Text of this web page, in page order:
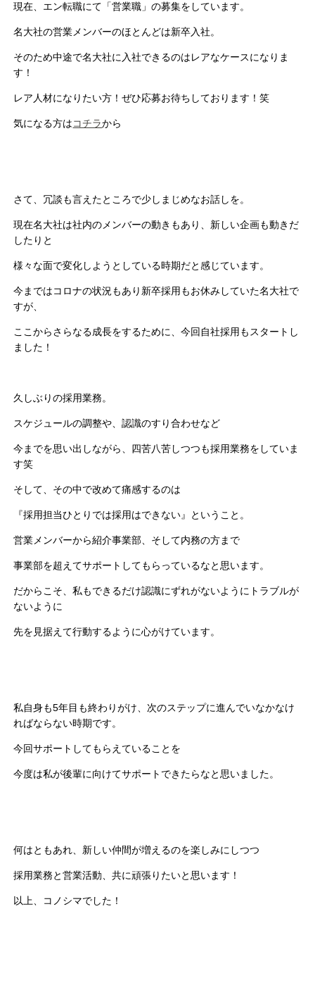
現在、エン転職にて「営業職」の募集をしています。
名大社の営業メンバーのほとんどは新卒入社。
そのため中途で名大社に入社できるのはレアなケースになりま
す！
レア人材になりたい方！ぜひ応募お待ちしております！笑
気になる方はコチラから
さて、冗談も言えたところで少しまじめなお話しを。
現在名大社は社内のメンバーの動きもあり、新しい企画も動きだ
したりと
様々な面で変化しようとしている時期だと感じています。
今まではコロナの状況もあり新卒採用もお休みしていた名大社で
すが、
ここからさらなる成長をするために、今回自社採用もスタートし
ました！
久しぶりの採用業務。
スケジュールの調整や、認識のすり合わせなど
今までを思い出しながら、四苦八苦しつつも採用業務をしていま
す笑
そして、その中で改めて痛感するのは
『採用担当ひとりでは採用はできない』ということ。
営業メンバーから紹介事業部、そして内務の方まで
事業部を超えてサポートしてもらっているなと思います。
だからこそ、私もできるだけ認識にずれがないようにトラブルが
ないように
先を見据えて行動するように心がけています。
私自身も5年目も終わりがけ、次のステップに進んでいなかなけ
ればならない時期です。
今回サポートしてもらえていることを
今度は私が後輩に向けてサポートできたらなと思いました。
何はともあれ、新しい仲間が増えるのを楽しみにしつつ
採用業務と営業活動、共に頑張りたいと思います！
以上、コノシマでした！